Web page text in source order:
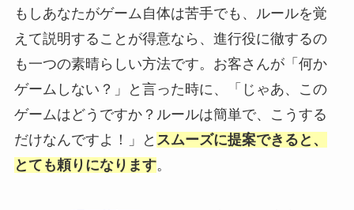
もしあなたがゲーム自体は苦手でも、ルールを覚
えて説明することが得意なら、進行役に徹するの
も一つの素晴らしい方法です。お客さんが「何か
ゲームしない？」と言った時に、「じゃあ、この
ゲームはどうですか？ルールは簡単で、こうする
だけなんですよ！」と スムーズに提案できると、
とても頼りになります。